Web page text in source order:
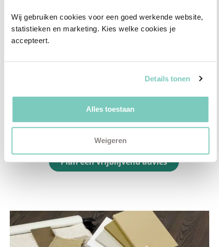
Wij gebruiken cookies voor een goed werkende website,
statistieken en marketing. Kies welke cookies je
accepteert.
Details tonen
Alles toestaan
Weigeren
2D interieurontwerp
✓
Ontdek welk advies het beste bij jou past met
een vrijblijvend gesprek in onze showroom.
Vul het formulier hieronder in en wij nemen zo
snel mogelijk contact met je op!
Plan een vrijblijvend advies